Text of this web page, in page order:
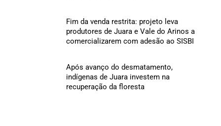
Fim da venda restrita: projeto leva
produtores de Juara e Vale do Arinos a
comercializarem com adesão ao SISBI
Após avanço do desmatamento,
indígenas de Juara investem na
recuperação da floresta